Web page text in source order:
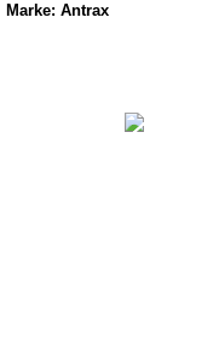
Marke: Antrax